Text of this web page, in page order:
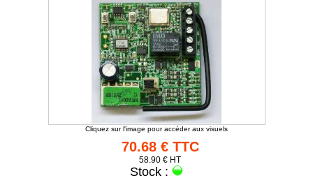
Cliquez sur l'image pour accéder aux visuels
70.68 € TTC
58.90 € HT
Stock :